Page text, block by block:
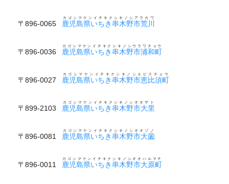
〒896-0065 鹿児島県いちき串木野市荒川
カゴシマケンイチキクシキノシアラカワ
〒896-0036 鹿児島県いちき串木野市浦和町
カゴシマケンイチキクシキノシウラワチョウ
〒896-0027 鹿児島県いちき串木野市恵比須町
カゴシマケンイチキクシキノシエビスチョウ
〒899-2103 鹿児島県いちき串木野市大里
カゴシマケンイチキクシキノシオオザト
〒896-0081 鹿児島県いちき串木野市大薗
カゴシマケンイチキクシキノシオオゾノ
〒896-0011 鹿児島県いちき串木野市大原町
カゴシマケンイチキクシキノシオオハルマチ